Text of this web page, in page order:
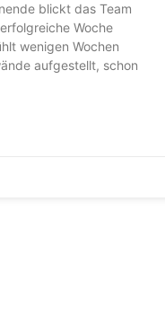
blickt das Team
Woche
wenigen Wochen
aufgestellt, schon